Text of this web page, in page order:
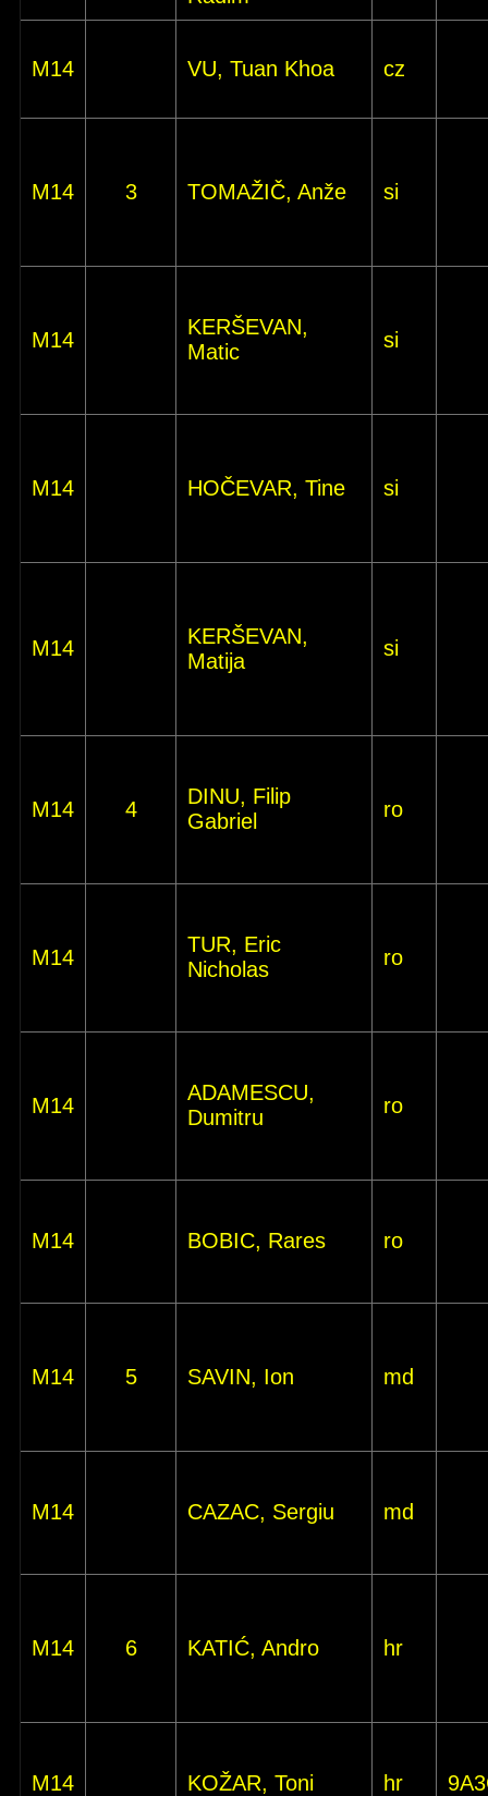
M14 VU, Tuan Khoa cz
M14 3 TOMAŽIČ, Anže si
M14
KERŠEVAN,
Matic
si
M14 HOČEVAR, Tine si
M14
KERŠEVAN,
Matija
si
M14 4
DINU, Filip
Gabriel
ro
M14
TUR, Eric
Nicholas
ro
M14
ADAMESCU,
Dumitru
ro
M14 BOBIC, Rares ro
M14 5 SAVIN, Ion md
M14 CAZAC, Sergiu md
M14 6 KATIĆ, Andro hr
M14 KOŽAR, Toni hr